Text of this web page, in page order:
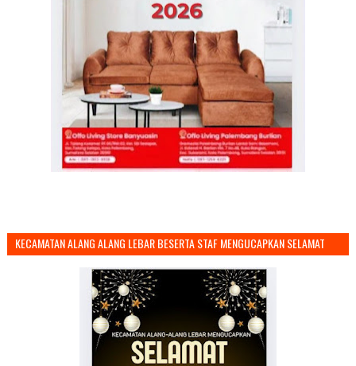
KECAMATAN ALANG ALANG LEBAR BESERTA STAF MENGUCAPKAN SELAMAT